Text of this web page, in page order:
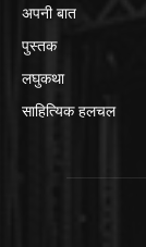
अपनी बात
पुस्तक
लघुकथा
साहित्यिक हलचल